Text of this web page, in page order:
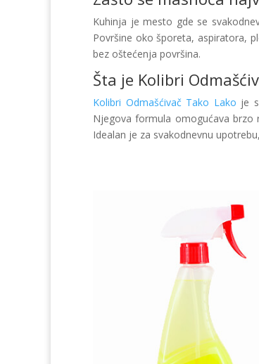
Kuhinja je mesto gde se
Površine oko šporeta, aspiratora,
bez oštećenja površina.
Šta je Kolibri
Kolibri Odmašćivač Tako Lako je
Njegova formula omogućava brzo
Idealan je za svakodnevnu